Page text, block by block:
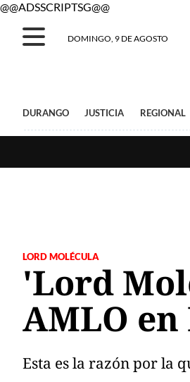
@@ADSSCRIPTSG@@
DOMINGO, 9 DE AGOSTO
DURANGO JUSTICIA REGIONAL
LORD MOLÉCULA
'Lord
AMLO
Esta es la razón por la